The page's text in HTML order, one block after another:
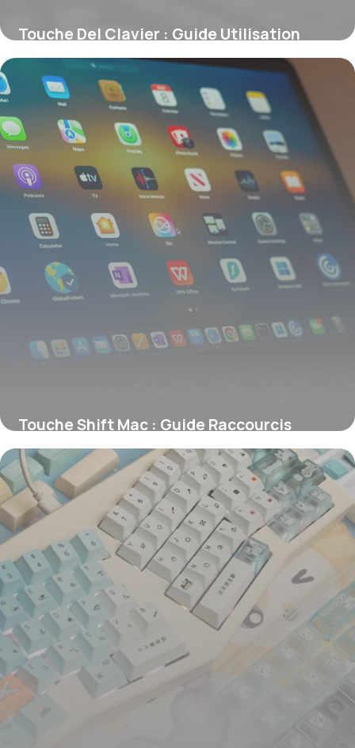
Touche Del Clavier : Guide Utilisation
2026
13 juin 2026
Touche Shift Mac : Guide Raccourcis
Apple
12 juin 2026